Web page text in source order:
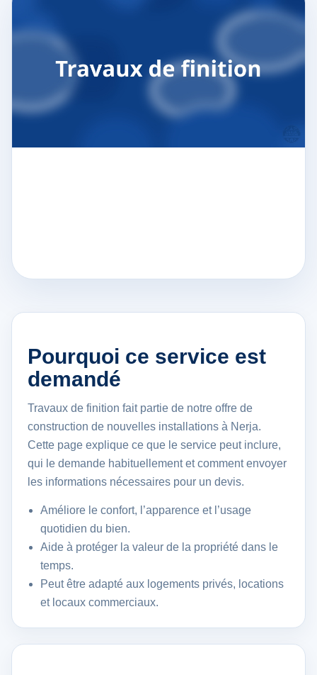
Pourquoi ce service est
demandé
Travaux de finition fait partie de notre offre de
construction de nouvelles installations à Nerja.
Cette page explique ce que le service peut inclure,
qui le demande habituellement et comment envoyer
les informations nécessaires pour un devis.
Améliore le confort, l’apparence et l’usage
quotidien du bien.
Aide à protéger la valeur de la propriété dans le
temps.
Peut être adapté aux logements privés, locations
et locaux commerciaux.